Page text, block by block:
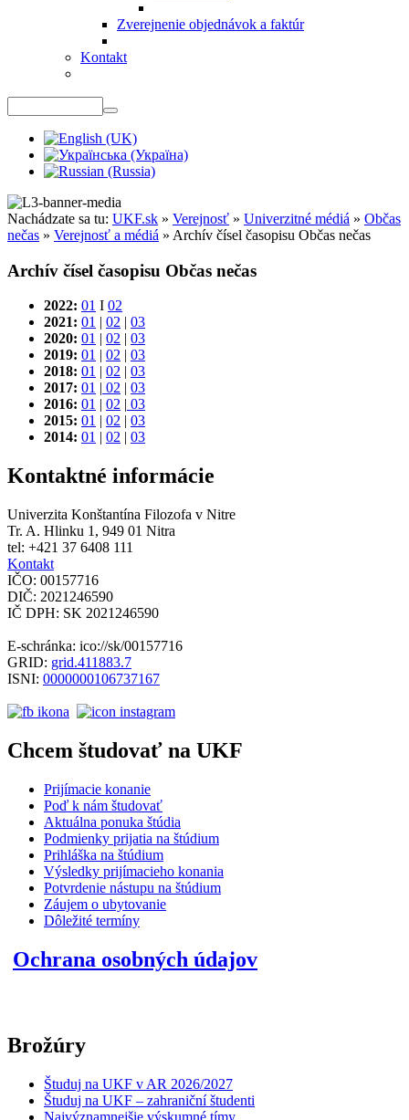
Zverejnenie objednávok a faktúr
Kontakt
Nachádzate sa tu: UKF.sk » Verejnosť » Univerzitné médiá » Občas
nečas » Verejnosť a médiá » Archív čísel časopisu Občas nečas
Archív čísel časopisu Občas nečas
2022: 01 I 02
2021: 01 | 02 | 03
2020: 01 | 02 | 03
2019: 01 | 02 | 03
2018: 01 | 02 | 03
2017: 01 | 02 | 03
2016: 01 | 02 | 03
2015: 01 | 02 | 03
2014: 01 | 02 | 03
Kontaktné informácie
Univerzita Konštantína Filozofa v Nitre
Tr. A. Hlinku 1, 949 01 Nitra
tel: +421 37 6408 111
Kontakt
IČO: 00157716
DIČ: 2021246590
IČ DPH: SK 2021246590
E-schránka: ico://sk/00157716
GRID: grid.411883.7
ISNI: 0000000106737167
Chcem študovať na UKF
Prijímacie konanie
Poď k nám študovať
Aktuálna ponuka štúdia
Podmienky prijatia na štúdium
Prihláška na štúdium
Výsledky prijímacieho konania
Potvrdenie nástupu na štúdium
Záujem o ubytovanie
Dôležité termíny
Ochrana osobných údajov
Brožúry
Študuj na UKF v AR 2026/2027
Študuj na UKF – zahraniční študenti
Najvýznamnejšie výskumné tímy